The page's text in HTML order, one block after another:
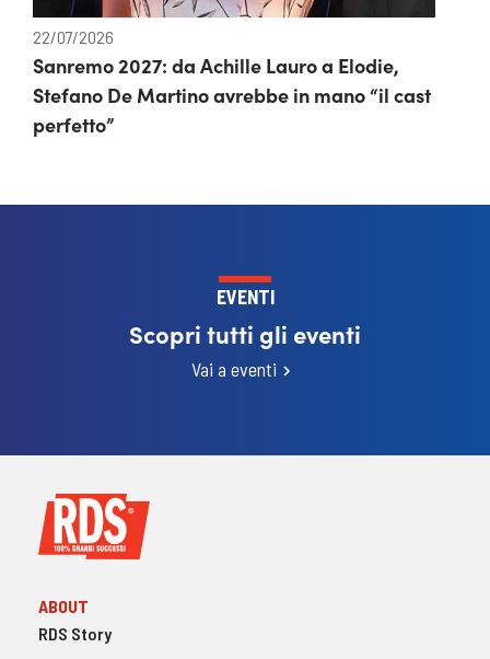
22/07/2026
Sanremo 2027: da Achille Lauro a Elodie,
Stefano De Martino avrebbe in mano “il cast
perfetto”
EVENTI
Scopri tutti gli eventi
Vai a eventi
ABOUT
RDS Story